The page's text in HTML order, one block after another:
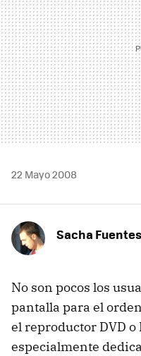
22 Mayo 2008
Sacha Fuentes
No son pocos los
pantalla para el
el reproductor DVD o
especialmente